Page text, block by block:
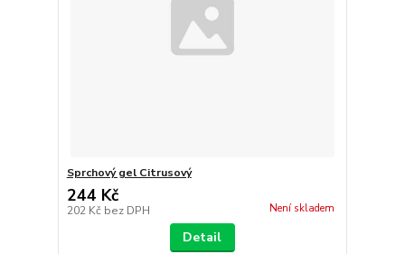
Sprchový gel Citrusový
244 Kč
202 Kč bez DPH Není skladem
Detail